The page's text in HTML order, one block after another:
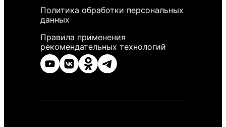
Политика обработки персональных
данных
Правила применения
рекомендательных технологий